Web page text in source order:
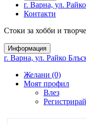
г. Варна, ул.
Контакти
Стоки за хобби и
Информация
г. Варна, ул. Райко
Желани (0)
Моят профил
Влез